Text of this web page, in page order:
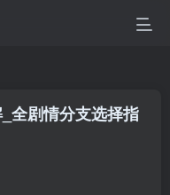
全剧情分支选择指